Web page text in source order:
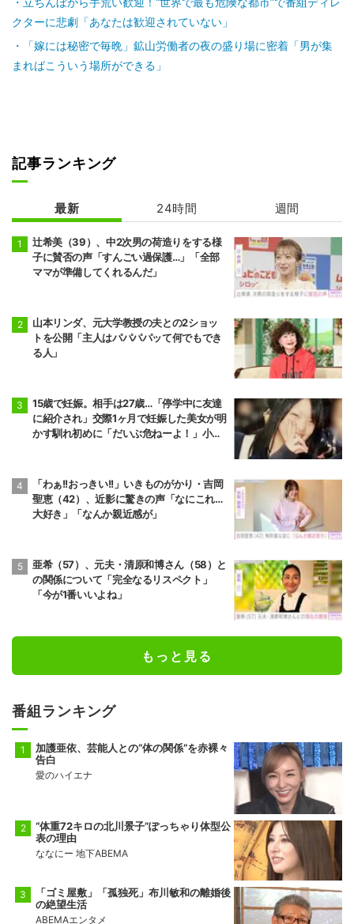
クターに悲劇「あなたは歓迎されていない」
「嫁には秘密で毎晩」鉱山労働者の夜の盛り場に密着「男が集
まればこういう場所ができる」
記事ランキング
最新 24時間 週間
辻希美（39）、中2次男の荷造りをする様
子に賛否の声「すんごい過保護…」「全部
ママが準備してくれるんだ」
山本リンダ、元大学教授の夫との2ショッ
トを公開「主人はパパパパッて何でもでき
る人」
15歳で妊娠。相手は27歳…「停学中に友達
に紹介され」交際1ヶ月で妊娠した美女が明
かす馴れ初めに「だいぶ危ねーよ！」小森
「わぁ!!おっきい!!」いきものがかり・吉岡
聖恵（42）、近影に驚きの声「なにこれ…
大好き」「なんか親近感が」
亜希（57）、元夫・清原和博さん（58）と
の関係について「完全なるリスペクト」
「今が1番いいよね」
もっと見る
番組ランキング
加護亜依、芸能人との“体の関係”を赤裸々
告白
愛のハイエナ
“体重72キロの北川景子”ぽっちゃり体型公
表の理由
ななにー 地下ABEMA
「ゴミ屋敷」「孤独死」布川敏和の離婚後
の絶望生活
ABEMAエンタメ